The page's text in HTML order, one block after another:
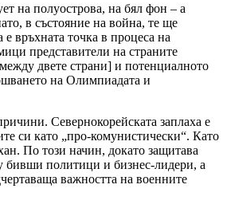
на полуострова, на бял фон – а
в състояние на война, те ще
връхната точка в процеса на
представители на страните
двете страни] и потенциалното
на Олимпиадата и
Севернокорейската заплаха е
си като „про-комунистически“. Като
По този начин, докато защитава
бивши политици и бизнес-лидери, а
важността на военните